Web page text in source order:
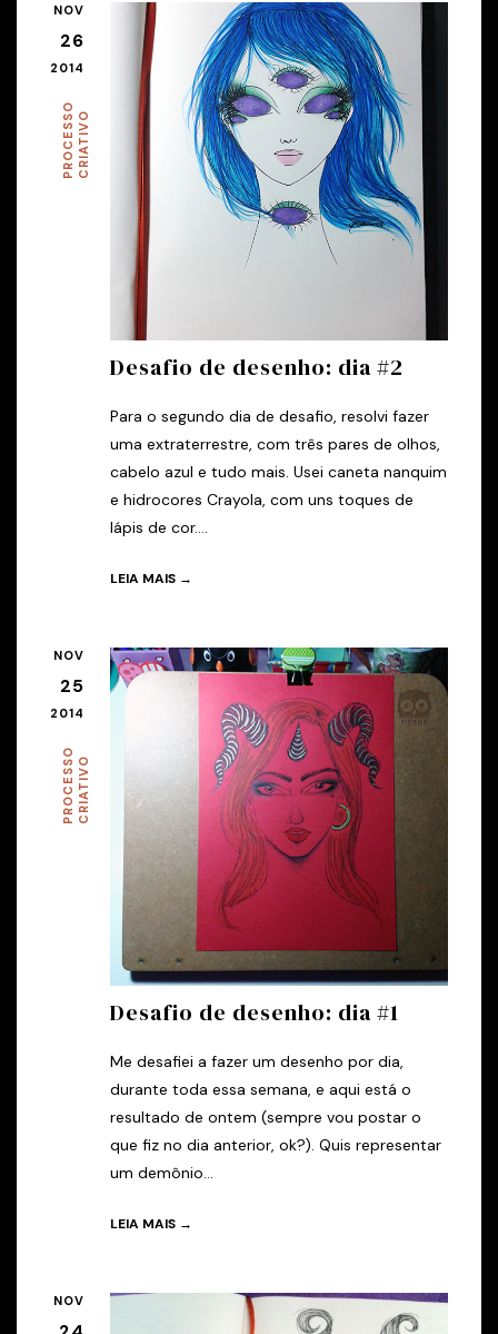
NOV
26
2014
P
R
O
C
E
SS
O
C
R
I
A
T
I
VO
Desafio de desenho: dia #2
Para o segundo dia de desafio, resolvi fazer
uma extraterrestre, com três pares de olhos,
cabelo azul e tudo mais. Usei caneta nanquim
e hidrocores Crayola, com uns toques de
lápis de cor....
LEIA MAIS →
NOV
25
2014
P
R
O
C
E
SS
O
C
R
I
A
T
I
VO
Desafio de desenho: dia #1
Me desafiei a fazer um desenho por dia,
durante toda essa semana, e aqui está o
resultado de ontem (sempre vou postar o
que fiz no dia anterior, ok?). Quis representar
um demônio...
LEIA MAIS →
NOV